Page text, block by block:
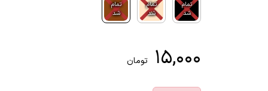
تمام
شد
تمام
شد
تمام
شد
۱۵,۰۰۰ تومان